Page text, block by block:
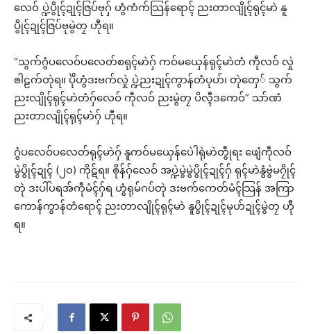
လေဝ် ပ္ဍဲပွိုၚ်ဍုၚ်ဇြပ်ဗုဂှ် ဟွံကံက်သြန်ရောၚ် ညးတာလျိုၚ်ရုၚ်မာဲ နူ
ပွိုၚ်ဍုၚ်ဇြပ်ဗုမွဲတၠ ဟီုရ။
“သွက်ဂွံပလေဝ်ပလေတ်စရုၚ်မာဲဂှ် ကဝ်မယှေန်ရုၚ်မာဲတံ ကဵုလဝ် လှုဲ
ၜါဠက်တုဲရ။ ပိုဲဟွံဒးဗက်လှုဲ ပ္ဍဲညးဍုၚ်ကွာန်တံပုဟ်၊ တုဲတှေ် သွက်
ညးလျိုၚ်ရုၚ်မာဲတံဂှ်လေဝ် ကဵုလဝ် ညးမွဲတၠ ပိလ္ၚီဒကေဝ်” သာ်ဏံ
ညးတာလျိုၚ်ရုၚ်မာဲဂှ် ဟီုရ။
ဂွံပလေဝ်ပလေတ်ရုၚ်မာဲဂှ် နူကဝ်မယှေန်ပေဲါရုဲမာဲတွဵုရး ဖျေံကဵုလဝ်
မွဲပွိုၚ်ဍုၚ် (၂၀) ကိုဋ်ရ။ ၜိုန်ဂှ်လေဝ် အပ္ဍဲမွဲမွဲပွိုၚ်ဍုၚ်ဂှ် ရုၚ်မာဲနွံဗွဲမဂၠိုၚ်
တုဲ ဒးပါ်ပရအ်ကဵုမံၚ်ဂှ်ရ ဟွံရုမ်ဂပ်တုဲ ဒးဗက်ကေတ်မံၚ်သြန် အကြာ
ကောန်ကွာန်တံရောၚ် ညးတာလျိုၚ်ရုၚ်မာဲ နူပွိုၚ်ဍုၚ်မုဟ်ဍုၚ်မွဲတၠ ဟီု
ရ။